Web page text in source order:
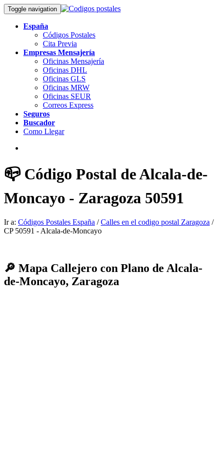
Toggle navigation
España
Códigos Postales
Cita Previa
Empresas Mensajería
Oficinas Mensajería
Oficinas DHL
Oficinas GLS
Oficinas MRW
Oficinas SEUR
Correos Express
Seguros
Buscador
Como Llegar
📪 Código Postal de Alcala-de-
Moncayo - Zaragoza 50591
Ir a: Códigos Postales España /Calles en el codigo postal Zaragoza /
CP 50591 - Alcala-de-Moncayo
🔎 Mapa Callejero con Plano de Alcala-
de-Moncayo, Zaragoza